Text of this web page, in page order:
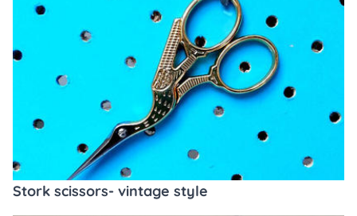
Stork scissors- vintage style